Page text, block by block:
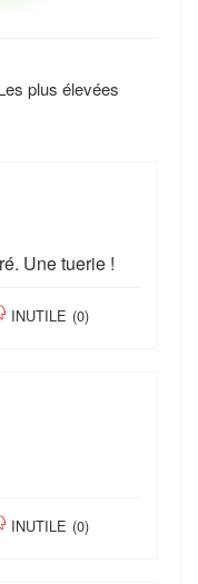
plus élevées
Une tuerie !
INUTILE (0)
INUTILE (0)